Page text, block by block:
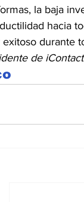
la baja
hacia
durante
de iContact